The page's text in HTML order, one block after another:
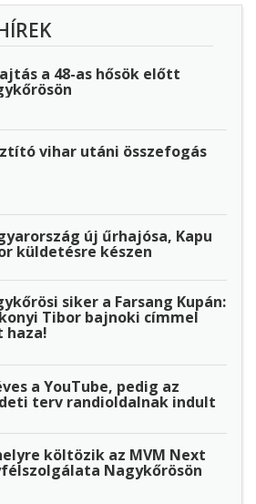
a 48-as hősök előtt
vihar utáni összefogás
új űrhajósa, Kapu
küldetésre készen
siker a Farsang Kupán:
Tibor bajnoki címmel
haza!
a YouTube, pedig az
terv randioldalnak indult
költözik az MVM Next
Nagykőrösön